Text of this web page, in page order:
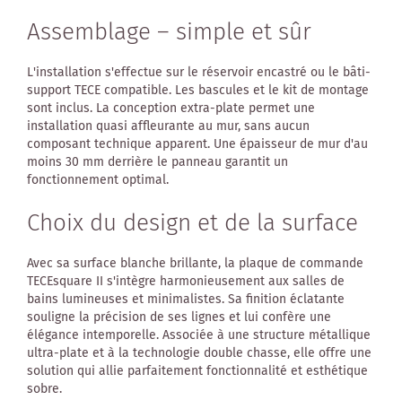
Assemblage – simple et sûr
L'installation s'effectue sur le réservoir encastré ou le bâti-
support TECE compatible. Les bascules et le kit de montage
sont inclus. La conception extra-plate permet une
installation quasi affleurante au mur, sans aucun
composant technique apparent. Une épaisseur de mur d'au
moins 30 mm derrière le panneau garantit un
fonctionnement optimal.
Choix du design et de la surface
Avec sa surface blanche brillante, la plaque de commande
TECEsquare II s'intègre harmonieusement aux salles de
bains lumineuses et minimalistes. Sa finition éclatante
souligne la précision de ses lignes et lui confère une
élégance intemporelle. Associée à une structure métallique
ultra-plate et à la technologie double chasse, elle offre une
solution qui allie parfaitement fonctionnalité et esthétique
sobre.